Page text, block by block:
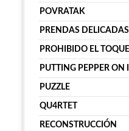
POVRATAK
PRENDAS DELICADAS
PROHIBIDO EL TOQUE
PUTTING PEPPER ON IT
PUZZLE
QU4RTET
RECONSTRUCCIÓN